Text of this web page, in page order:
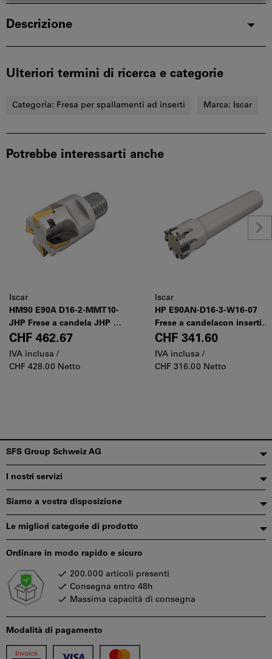
Descrizione
Ulteriori termini di ricerca e categorie
Categoria: Fresa per spallamenti ad inserti Marca: Iscar
Potrebbe interessarti anche
Iscar
HM90 E90A D16-2-MMT10-
JHP Frese a candela JHP a
90° con connessione
filettata MULTI-MASTER per
inserti HELI2000 ed
CHF 462.67
IVA inclusa /
CHF 428.00 Netto
Iscar
HP E90AN-D16-3-W16-07
Frese a candelacon inserti
HELIPLUS HP ANKT 0702
CHF 341.60
IVA inclusa /
CHF 316.00 Netto
Piè
di
pagina
SFS Group Schweiz AG
I nostri servizi
Siamo a vostra disposizione
Le migliori categorie di prodotto
Modalità di pagamento
Ordinare in modo rapido e sicuro
200.000 articoli presenti
Consegna entro 48h
Massima capacità di consegna